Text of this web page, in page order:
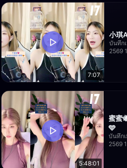
7:07
小琪
บันทึก
2569
5:48:01
蜜蜜
🩵
บันทึก
2569